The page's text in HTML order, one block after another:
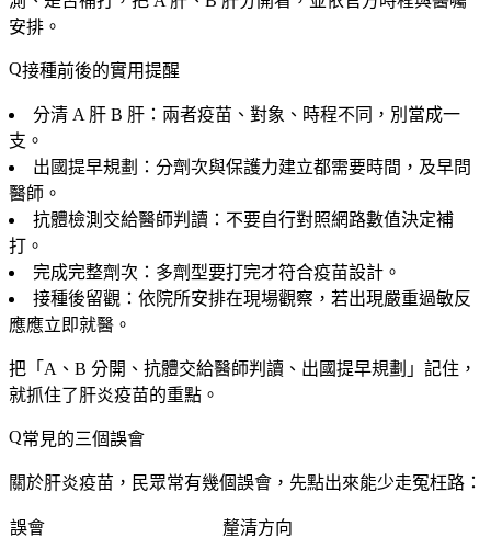
安排。
接種前後的實用提醒
分清 A 肝 B 肝 ：兩者疫苗、對象、時程不同，別當成一
支。
出國提早規劃 ：分劑次與保護力建立都需要時間，及早問
醫師。
抗體檢測交給醫師判讀 ：不要自行對照網路數值決定補
打。
完成完整劑次 ：多劑型要打完才符合疫苗設計。
接種後留觀 ：依院所安排在現場觀察， 若出現嚴重過敏反
應應立即就醫 。
把「A、B 分開、抗體交給醫師判讀、出國提早規劃」記住，
就抓住了肝炎疫苗的重點。
常見的三個誤會
關於肝炎疫苗，民眾常有幾個誤會，先點出來能少走冤枉路：
誤會 釐清方向